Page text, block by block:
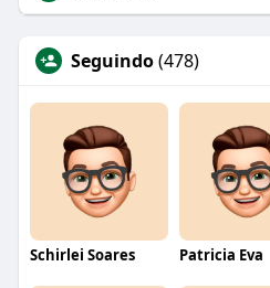
Seguindo(478)
Schirlei Soares Patricia Eva